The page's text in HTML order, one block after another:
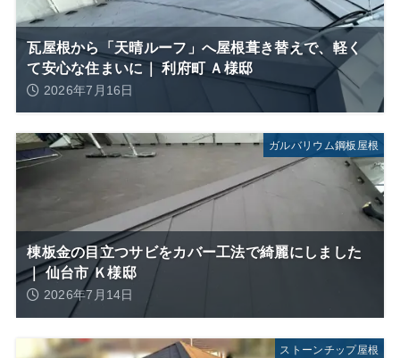
瓦屋根から「天晴ルーフ」へ屋根葺き替えで、軽く
て安心な住まいに｜ 利府町 Ａ様邸
2026年7月16日
ガルバリウム鋼板屋根
棟板金の目立つサビをカバー工法で綺麗にしました
｜ 仙台市 Ｋ様邸
2026年7月14日
ストーンチップ屋根